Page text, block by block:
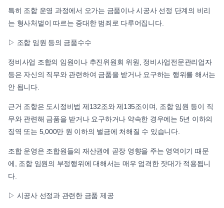
특히 조합 운영 과정에서 오가는 금품이나 시공사 선정 단계의 비리
는 형사처벌이 따르는 중대한 범죄로 다루어집니다.
▷ 조합 임원 등의 금품수수
정비사업 조합의 임원이나 추진위원회 위원, 정비사업전문관리업자
등은 자신의 직무와 관련하여 금품을 받거나 요구하는 행위를 해서는
안 됩니다.
근거 조항은 도시정비법 제132조와 제135조이며, 조합 임원 등이 직
무와 관련해 금품을 받거나 요구하거나 약속한 경우에는 5년 이하의
징역 또는 5,000만 원 이하의 벌금에 처해질 수 있습니다.
조합 운영은 조합원들의 재산권에 곧장 영향을 주는 영역이기 때문
에, 조합 임원의 부정행위에 대해서는 매우 엄격한 잣대가 적용됩니
다.
▷ 시공사 선정과 관련한 금품 제공